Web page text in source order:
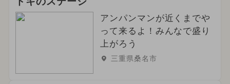
アンパンマンが近くまでや
って来るよ！みんなで盛り
上がろう
三重県桑名市